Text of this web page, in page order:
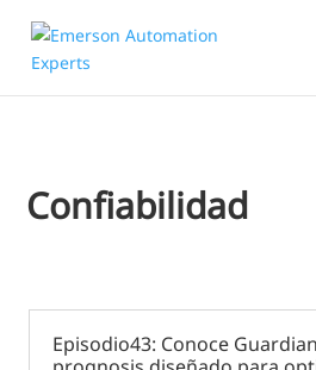
Confiabilidad
Episodio43: Conoce